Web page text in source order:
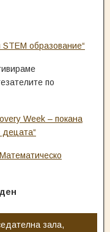
STEM образование“
по
Week – покана
децата“
зала,